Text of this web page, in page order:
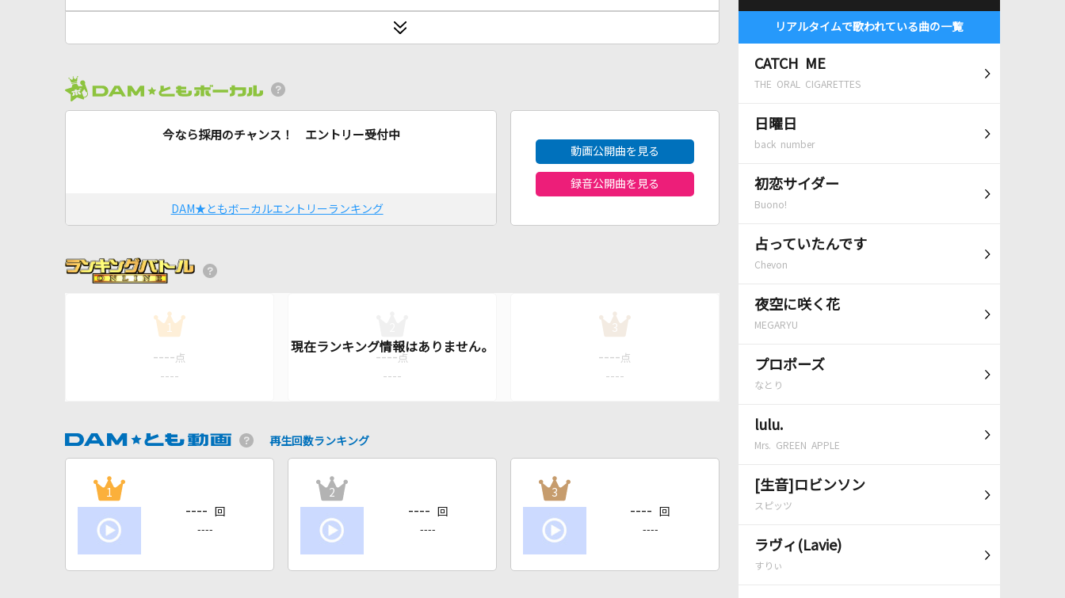
リアルタイムで歌われている曲の一覧
CATCH ME
THE ORAL CIGARETTES
日曜日
back number
初恋サイダー
Buono!
占っていたんです
Chevon
夜空に咲く花
MEGARYU
プロポーズ
なとり
lulu.
Mrs. GREEN APPLE
[生音]ロビンソン
スピッツ
ラヴィ(Lavie)
すりぃ
今なら採用のチャンス！ エントリー受付中
DAM★ともボーカルエントリーランキング
動画公開曲を見る
録音公開曲を見る
1
---- 点
----
---- 点
----
3
---- 点
----
再生回数ランキング
1
---- 回
----
2
---- 回
----
3
---- 回
----